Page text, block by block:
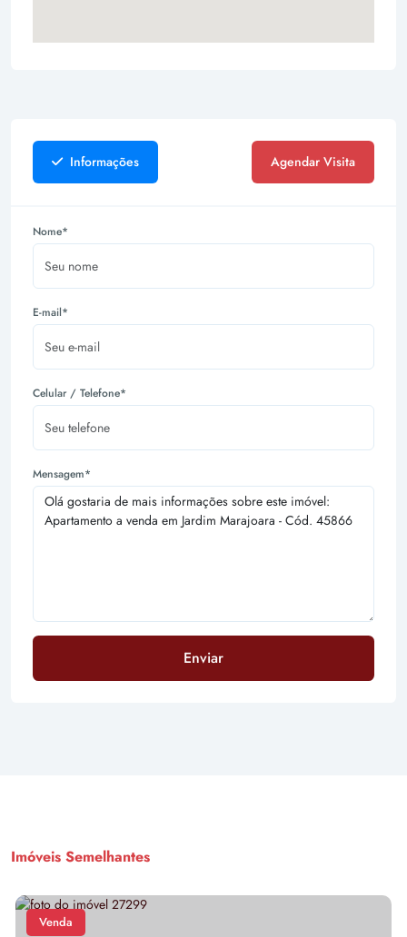
Informações Agendar Visita
Nome*
E-mail*
Celular / Telefone*
Mensagem*
Enviar
Imóveis Semelhantes
Venda